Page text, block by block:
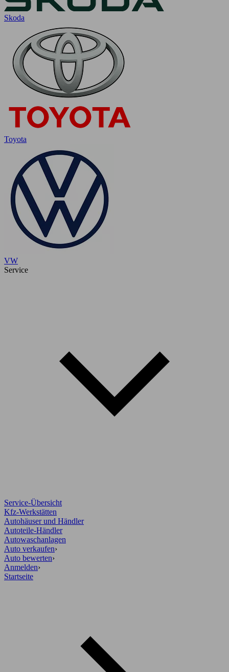
Skoda
Toyota
VW
Service
Service-Übersicht
Kfz-Werkstätten
Autohäuser und Händler
Autoteile-Händler
Autowaschanlagen
Auto verkaufen›
Auto bewerten›
Anmelden›
Startseite